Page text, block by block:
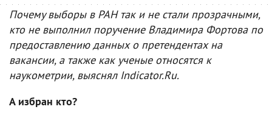
Почему выборы в РАН так и не стали прозрачными,
кто не выполнил поручение Владимира Фортова по
предоставлению данных о претендентах на
вакансии, а также как ученые относятся к
наукометрии, выяснял Indicator.Ru.
А избран кто?